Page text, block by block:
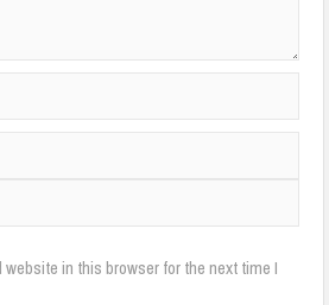
in this browser for the next time I